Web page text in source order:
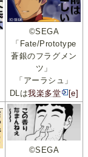
©SEGA
「Fate/Prototype
蒼銀のフラグメン
ツ」
「アーラシュ」
DLは我楽多堂 [e]
©SEGA